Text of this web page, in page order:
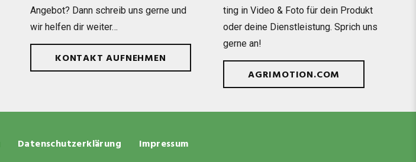
Ange­bot? Dann schreib uns gerne und
wir hel­fen dir weiter…
KONTAKT AUFNEHMEN
ting in Video & Foto für dein Pro­dukt
oder deine Dienst­leis­tung. Sprich uns
gerne an!
AGRIMOTION.COM
Datenschutzerklärung Impressum